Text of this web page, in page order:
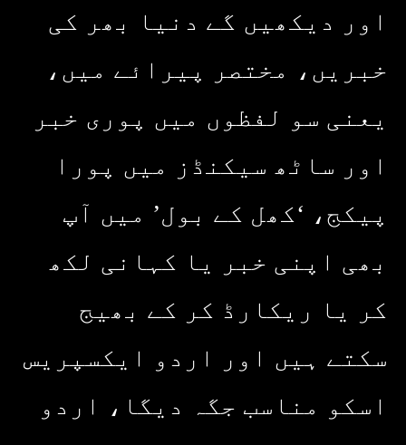
اور دیکھیں گے دنیا بھر کی
خبریں، مختصر پیرائے میں،
یعنی سو لفظوں میں پوری خبر
اور ساٹھ سیکنڈز میں پورا
پیکج، ‘کھل کے بول’ میں آپ
بھی اپنی خبر یا کہانی لکھ
کر یا ریکارڈ کر کے بھیج
سکتے ہیں اور اردو ایکسپریس
اسکو مناسب جگہ دیگا، اردو